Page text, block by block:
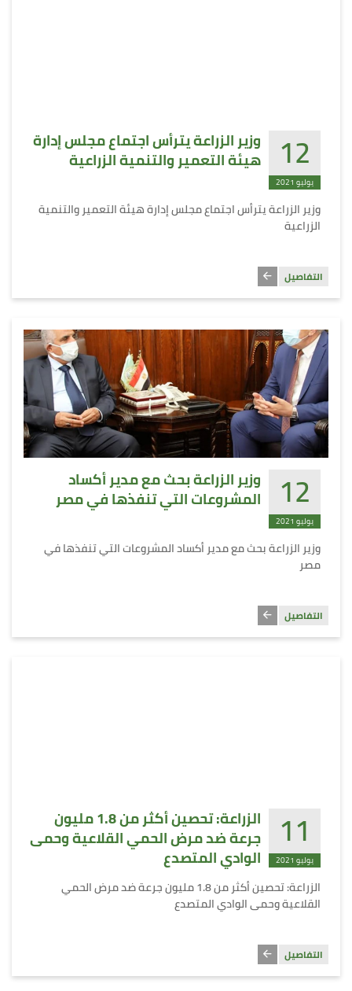
12
يوليو 2021
وزير الزراعة يترأس اجتماع مجلس إدارة
هيئة التعمير والتنمية الزراعية
وزير الزراعة يترأس اجتماع مجلس إدارة هيئة التعمير والتنمية
الزراعية
التفاصيل
12
يوليو 2021
وزير الزراعة بحث مع مدير أكساد
المشروعات التي تنفذها في مصر
وزير الزراعة بحث مع مدير أكساد المشروعات التي تنفذها في
مصر
التفاصيل
11
يوليو 2021
الزراعة: تحصين أكثر من 1.8 مليون
جرعة ضد مرض الحمي القلاعية وحمى
الوادي المتصدع
الزراعة: تحصين أكثر من 1.8 مليون جرعة ضد مرض الحمي
القلاعية وحمى الوادي المتصدع
التفاصيل